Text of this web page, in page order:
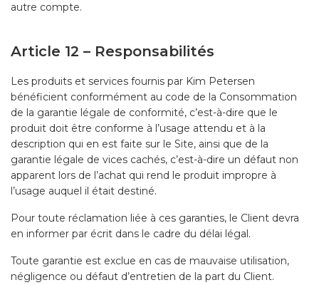
autre compte.
Article 12 – Responsabilités
Les produits et services fournis par Kim Petersen
bénéficient conformément au code de la Consommation
de la garantie légale de conformité, c’est-à-dire que le
produit doit être conforme à l’usage attendu et à la
description qui en est faite sur le Site, ainsi que de la
garantie légale de vices cachés, c’est-à-dire un défaut non
apparent lors de l’achat qui rend le produit impropre à
l’usage auquel il était destiné.
Pour toute réclamation liée à ces garanties, le Client devra
en informer par écrit dans le cadre du délai légal.
Toute garantie est exclue en cas de mauvaise utilisation,
négligence ou défaut d’entretien de la part du Client.